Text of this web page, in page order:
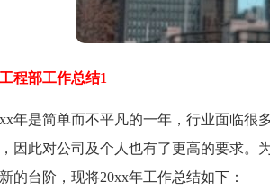
程部工作总结1
是简单而不平凡的一年，行业面临很
因此对公司及个人也有了更高的要求。
新的台阶，现将20xx年工作总结如下：